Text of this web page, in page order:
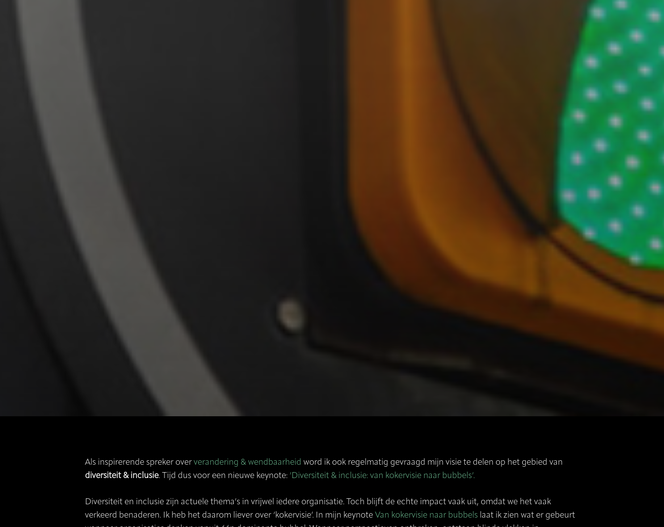
Als inspirerende spreker oververandering & wendbaarheid word ik ook regelmatig gevraagd mijn visie te delen op het gebied van
diversiteit & inclusie. Tijd dus voor een nieuwe keynote: ‘Diversiteit & inclusie: van kokervisie naar bubbels‘.
Diversiteit en inclusie zijn actuele thema’s in vrijwel iedere organisatie. Toch blijft de echte impact vaak uit, omdat we het vaak
verkeerd benaderen. Ik heb het daarom liever over ‘kokervisie’. In mijn keynoteVan kokervisie naar bubbels laat ik zien wat er gebeurt